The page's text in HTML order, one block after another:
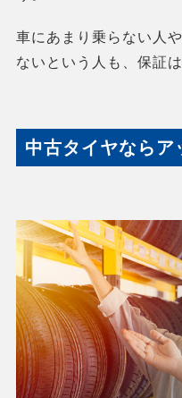
車にあまり乗らない人
ないという人も、保証
中古タイヤならア